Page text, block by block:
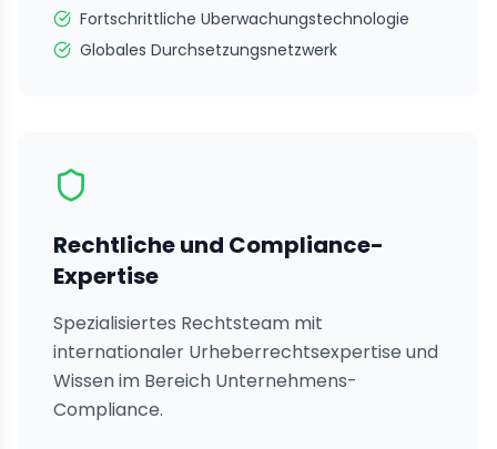
Fortschrittliche Uberwachungstechnologie
Globales Durchsetzungsnetzwerk
Rechtliche und Compliance-
Expertise
Spezialisiertes Rechtsteam mit
internationaler Urheberrechtsexpertise und
Wissen im Bereich Unternehmens-
Compliance.